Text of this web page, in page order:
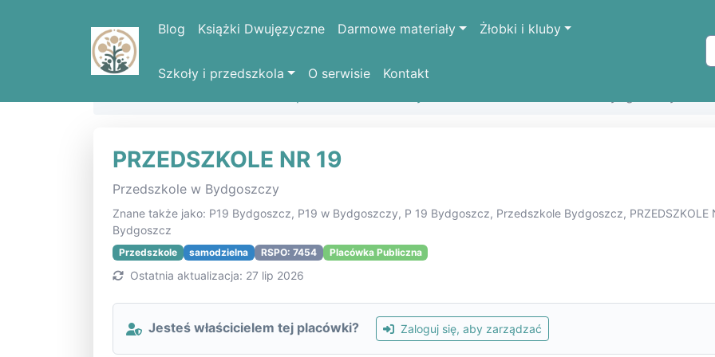
Blog Książki Dwujęzyczne Darmowe materiały Żłobki i kluby
Szkoły i przedszkola O serwisie
Kontakt
PRZEDSZKOLE NR 19
Przedszkole w Bydgoszczy
Znane także jako: P19 Bydgoszcz, P19 w Bydgoszczy, P 19 Bydgoszcz, Przedszkole Bydgoszcz, PRZEDSZKOLE
Bydgoszcz
Przedszkole samodzielna RSPO: 7454 Placówka Publiczna
Ostatnia aktualizacja: 27 lip 2026
Jesteś właścicielem tej placówki? Zaloguj się, aby zarządzać